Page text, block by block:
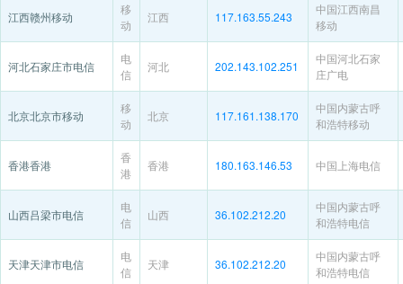
江西赣州移动
移
动
江西 117.163.55.243
中国江西南昌
移动
河北石家庄市电信
电
信
河北 202.143.102.251
中国河北石家
庄广电
北京北京市移动
移
动
北京 117.161.138.170
中国内蒙古呼
和浩特移动
香港香港
香
港
香港 180.163.146.53 中国上海电信
山西吕梁市电信
电
信
山西 36.102.212.20
中国内蒙古呼
和浩特电信
天津天津市电信
电
信
天津 36.102.212.20
中国内蒙古呼
和浩特电信